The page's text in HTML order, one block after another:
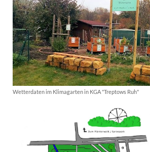
Wetterdaten im Klimagarten in KGA "Treptows Ruh"